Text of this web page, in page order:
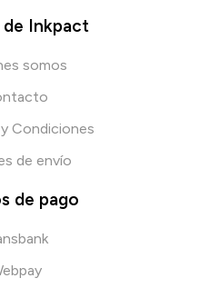
Inkpact
somos
Condiciones
de envío
de pago